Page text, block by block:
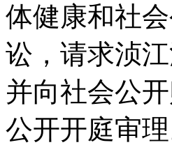
体健康和社
讼，请求浈
并向社会公
公开开庭审理